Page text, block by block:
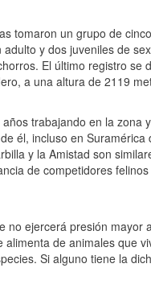
tomaron un grupo de
y dos juveniles de
El último registro se
a una altura de 2119
trabajando en la zona
él, incluso en Suramérica
y la Amistad son
de competidores
no ejercerá presión mayor
de animales que
Si alguno tiene la